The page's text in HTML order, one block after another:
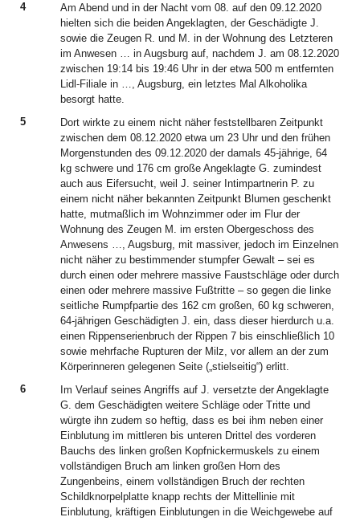
4
Am Abend und in der Nacht vom 08. auf den 09.12.2020
hielten sich die beiden Angeklagten, der Geschädigte J.
sowie die Zeugen R. und M. in der Wohnung des Letzteren
im Anwesen … in Augsburg auf, nachdem J. am 08.12.2020
zwischen 19:14 bis 19:46 Uhr in der etwa 500 m entfernten
Lidl-Filiale in …, Augsburg, ein letztes Mal Alkoholika
besorgt hatte.
5
Dort wirkte zu einem nicht näher feststellbaren Zeitpunkt
zwischen dem 08.12.2020 etwa um 23 Uhr und den frühen
Morgenstunden des 09.12.2020 der damals 45-jährige, 64
kg schwere und 176 cm große Angeklagte G. zumindest
auch aus Eifersucht, weil J. seiner Intimpartnerin P. zu
einem nicht näher bekannten Zeitpunkt Blumen geschenkt
hatte, mutmaßlich im Wohnzimmer oder im Flur der
Wohnung des Zeugen M. im ersten Obergeschoss des
Anwesens …, Augsburg, mit massiver, jedoch im Einzelnen
nicht näher zu bestimmender stumpfer Gewalt – sei es
durch einen oder mehrere massive Faustschläge oder durch
einen oder mehrere massive Fußtritte – so gegen die linke
seitliche Rumpfpartie des 162 cm großen, 60 kg schweren,
64-jährigen Geschädigten J. ein, dass dieser hierdurch u.a.
einen Rippenserienbruch der Rippen 7 bis einschließlich 10
sowie mehrfache Rupturen der Milz, vor allem an der zum
Körperinneren gelegenen Seite („stielseitig“) erlitt.
6
Im Verlauf seines Angriffs auf J. versetzte der Angeklagte
G. dem Geschädigten weitere Schläge oder Tritte und
würgte ihn zudem so heftig, dass es bei ihm neben einer
Einblutung im mittleren bis unteren Drittel des vorderen
Bauchs des linken großen Kopfnickermuskels zu einem
vollständigen Bruch am linken großen Horn des
Zungenbeins, einem vollständigen Bruch der rechten
Schildknorpelplatte knapp rechts der Mittellinie mit
Einblutung, kräftigen Einblutungen in die Weichgewebe auf